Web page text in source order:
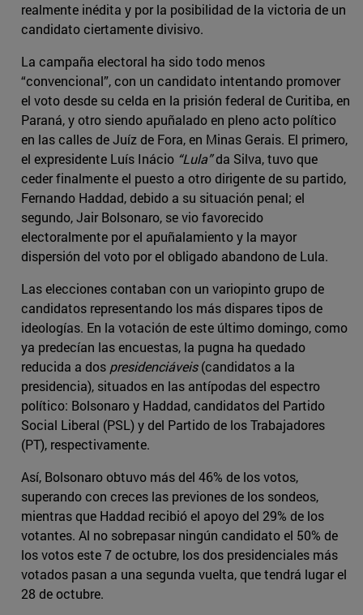
realmente inédita y por la posibilidad de la victoria de un
candidato ciertamente divisivo.
La campaña electoral ha sido todo menos
“convencional”, con un candidato intentando promover
el voto desde su celda en la prisión federal de Curitiba, en
Paraná, y otro siendo apuñalado en pleno acto político
en las calles de Juíz de Fora, en Minas Gerais. El primero,
el expresidente Luís Inácio “Lula”da Silva, tuvo que
ceder finalmente el puesto a otro dirigente de su partido,
Fernando Haddad, debido a su situación penal; el
segundo, Jair Bolsonaro, se vio favorecido
electoralmente por el apuñalamiento y la mayor
dispersión del voto por el obligado abandono de Lula.
Las elecciones contaban con un variopinto grupo de
candidatos representando los más dispares tipos de
ideologías. En la votación de este último domingo, como
ya predecían las encuestas, la pugna ha quedado
reducida a dos presidenciáveis(candidatos a la
presidencia), situados en las antípodas del espectro
político: Bolsonaro y Haddad, candidatos del Partido
Social Liberal (PSL) y del Partido de los Trabajadores
(PT), respectivamente.
Así, Bolsonaro obtuvo más del 46% de los votos,
superando con creces las previones de los sondeos,
mientras que Haddad recibió el apoyo del 29% de los
votantes. Al no sobrepasar ningún candidato el 50% de
los votos este 7 de octubre, los dos presidenciales más
votados pasan a una segunda vuelta, que tendrá lugar el
28 de octubre.